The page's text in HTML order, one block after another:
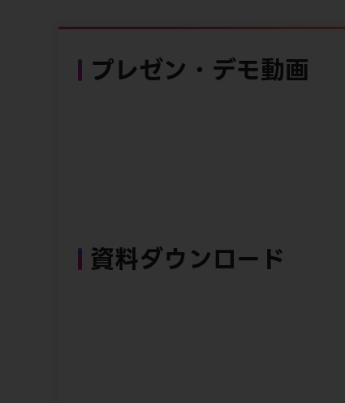
プレゼン・デモ動画
資料ダウンロード